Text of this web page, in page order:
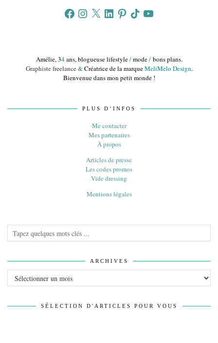
FacebookInstagram
X LinkedInPinterestTikTokYouTube
Amélie, 34ans, blogueuse lifestyle/mode/bons plans.
Graphiste freelance&Créatrice de la marqueMeliMelo Design.
Bienvenue dans mon petit monde !
PLUS D’INFOS
Me contacter
Mes partenaires
À propos
Articles de presse
Les codes promos
Vide dressing
Mentions légales
ARCHIVES
SÉLECTION D'ARTICLES POUR VOUS